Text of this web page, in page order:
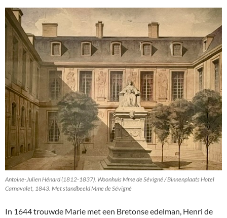
Antoine-Julien Hénard (1812-1837). Woonhuis Mme de Sévigné / Binnenplaats Hotel
Carnavalet, 1843. Met standbeeld Mme de Sévigné
In 1644 trouwde Marie met een Bretonse edelman, Henri de